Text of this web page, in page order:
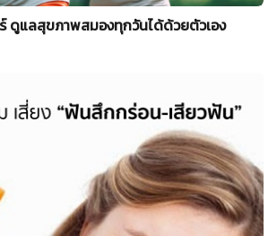
ดูแลสุขภาพสมองทุกวันได้ด้วยตัวเอง